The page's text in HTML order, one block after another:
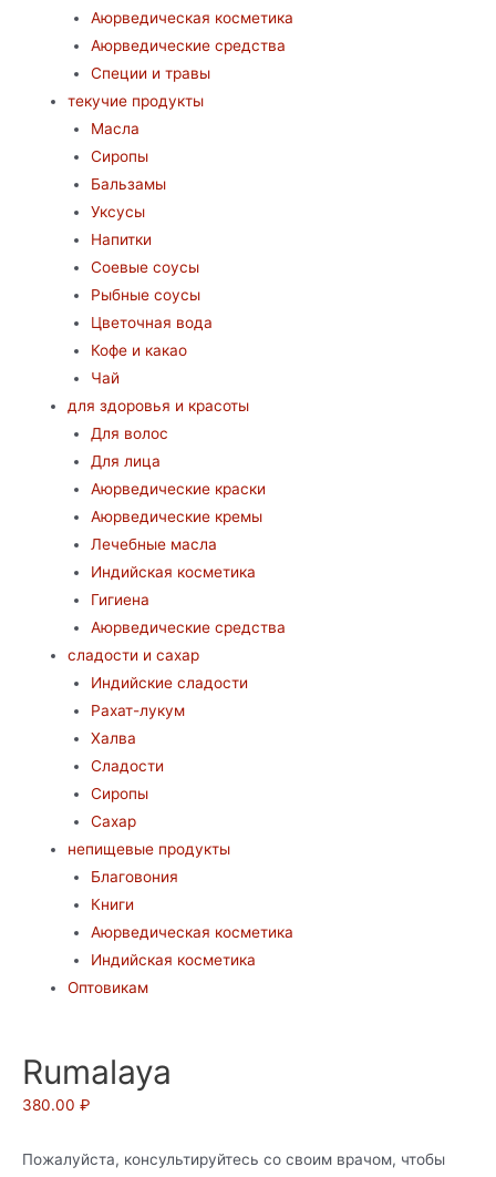
Аюрведическая косметика
Аюрведические средства
Специи и травы
текучие продукты
Масла
Сиропы
Бальзамы
Уксусы
Напитки
Соевые соусы
Рыбные соусы
Цветочная вода
Кофе и какао
Чай
для здоровья и красоты
Для волос
Для лица
Аюрведические краски
Аюрведические кремы
Лечебные масла
Индийская косметика
Гигиена
Аюрведические средства
сладости и сахар
Индийские сладости
Рахат-лукум
Халва
Сладости
Сиропы
Сахар
непищевые продукты
Благовония
Книги
Аюрведическая косметика
Индийская косметика
Оптовикам
Rumalaya
380.00 ₽
Пожалуйста, консультируйтесь со своим врачом, чтобы